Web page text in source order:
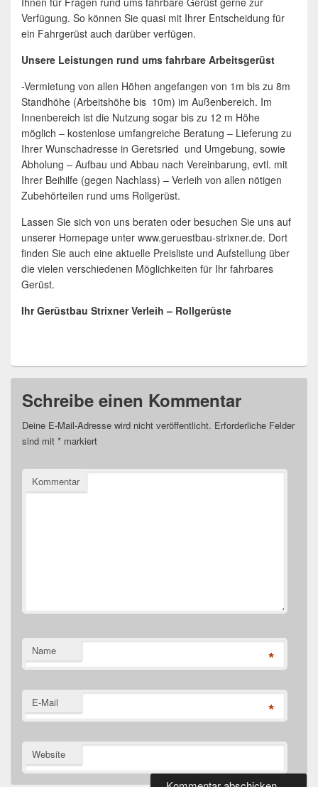
Verfügung. So können Sie quasi mit Ihrer Entscheidung für
ein Fahrgerüst auch darüber verfügen.
Unsere Leistungen rund ums fahrbare Arbeitsgerüst
-Vermietung von allen Höhen angefangen von 1m bis zu 8m
Standhöhe (Arbeitshöhe bis 10m) im Außenbereich. Im
Innenbereich ist die Nutzung sogar bis zu 12 m Höhe
möglich – kostenlose umfangreiche Beratung – Lieferung zu
Ihrer Wunschadresse in Geretsried und Umgebung, sowie
Abholung – Aufbau und Abbau nach Vereinbarung, evtl. mit
Ihrer Beihilfe (gegen Nachlass) – Verleih von allen nötigen
Zubehörteilen rund ums Rollgerüst.
Lassen Sie sich von uns beraten oder besuchen Sie uns auf
unserer Homepage unter www.geruestbau-strixner.de. Dort
finden Sie auch eine aktuelle Preisliste und Aufstellung über
die vielen verschiedenen Möglichkeiten für Ihr fahrbares
Gerüst.
Ihr Gerüstbau Strixner Verleih – Rollgerüste
Schreibe einen Kommentar
Deine E-Mail-Adresse wird nicht veröffentlicht. Erforderliche Felder
sind mit * markiert
Kommentar
Name *
E-Mail *
Website